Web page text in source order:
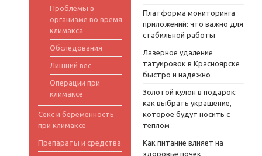
Проблемы в
организме во время
климакса
Обследования
Лишний вес
Операции при
климаксе
Секс и беременность
при климаксе
Препараты и средства
Платформа мониторинга
приложений: что важно для
стабильной работы
Лазерное удаление
татуировок в Красноярске
быстро и надежно
Золотой кулон в подарок:
как выбрать украшение,
которое будут носить с
теплом
Как питание влияет на
здоровье почек